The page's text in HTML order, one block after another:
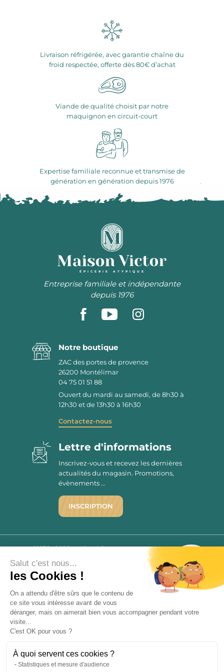
Livraison réfrigérée, avec garantie chaîne du
froid respectée, offerte dès 80€ d’achat
Viande de qualité choisit par notre
maquignon en circuit-court
Expertise familiale reconnue et transmise de
génération en génération depuis 1976
ÉPICERIE ATYPIQUE
Entreprise familiale et indépendante
depuis 1976
Notre boutique
ZAC des portes de provence
26200 Montélimar
04 75 01 51 88
Ouvert du mardi au samedi, de 8h30 à
12h30 et de 13h30 à 16h30
Contactez-nous
2779 AVIS
9.7/10
Lettre d'informations
Inscrivez-vous et recevez les dernières
actualités du magasin. Promotions,
évènements ...
INSCRIPTION
©1976 - 2026 - Maison Victor
Qui sommes-nous ?
Mentions légales
C.G.V.
Politique de confidentialité
FAQ
Livraisons
Salut c'est nous...
les Cookies !
On a attendu d'être sûrs que le contenu de
ce site vous intéresse avant de vous
déranger, mais on aimerait bien vous accompagner pendant votre
visite...
C'est OK pour vous ?
À quoi servent ces cookies ?
Statistiques et mesure d'audience